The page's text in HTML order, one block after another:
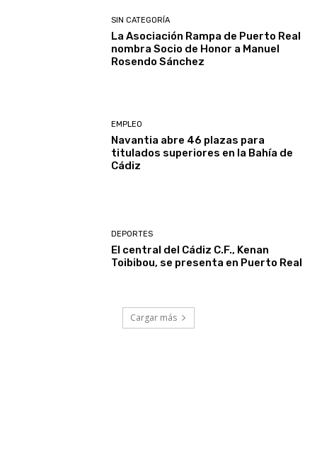
SIN CATEGORÍA
La Asociación Rampa de Puerto Real
nombra Socio de Honor a Manuel
Rosendo Sánchez
EMPLEO
Navantia abre 46 plazas para
titulados superiores en la Bahía de
Cádiz
DEPORTES
El central del Cádiz C.F., Kenan
Toibibou, se presenta en Puerto Real
Cargar más